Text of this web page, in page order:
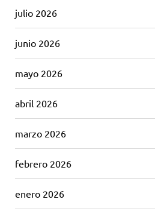
julio 2026
junio 2026
mayo 2026
abril 2026
marzo 2026
febrero 2026
enero 2026